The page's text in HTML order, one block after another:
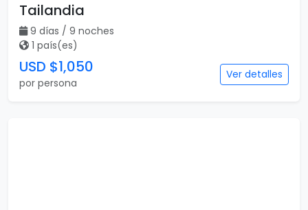
Tailandia
9 días / 9 noches
1 país(es)
USD $1,050
por persona
Ver detalles